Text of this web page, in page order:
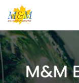
au
contenu
principal